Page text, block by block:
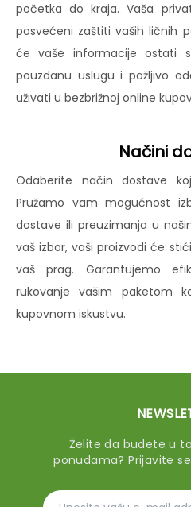
početka do kraja. Vaša
posvećeni zaštiti vaših ličnih
će vaše informacije ostati
pouzdanu uslugu i pažljivo
uživati u bezbrižnoj online
Načini
Odaberite način dostave
Pružamo vam mogućnost
dostave ili preuzimanja u
vaš izbor, vaši proizvodi će
vaš prag. Garantujemo
rukovanje vašim paketom
kupovnom iskustvu.
Želite da budete u
ponudama? Prijavite